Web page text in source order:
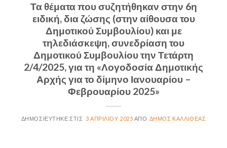
Τα θέματα που συζητήθηκαν στην 6η
ειδική, δια ζώσης (στην αίθουσα του
Δημοτικού Συμβουλίου) και με
τηλεδιάσκεψη, συνεδρίαση του
Δημοτικού Συμβουλίου την Τετάρτη
2/4/2025, για τη «Λογοδοσία Δημοτικής
Αρχής για το δίμηνο Ιανουαρίου –
Φεβρουαρίου 2025»
3 ΑΠΡΙΛΊΟΥ 2025 ΔΉΜΟΣ ΚΑΛΛΙΘΈΑΣ